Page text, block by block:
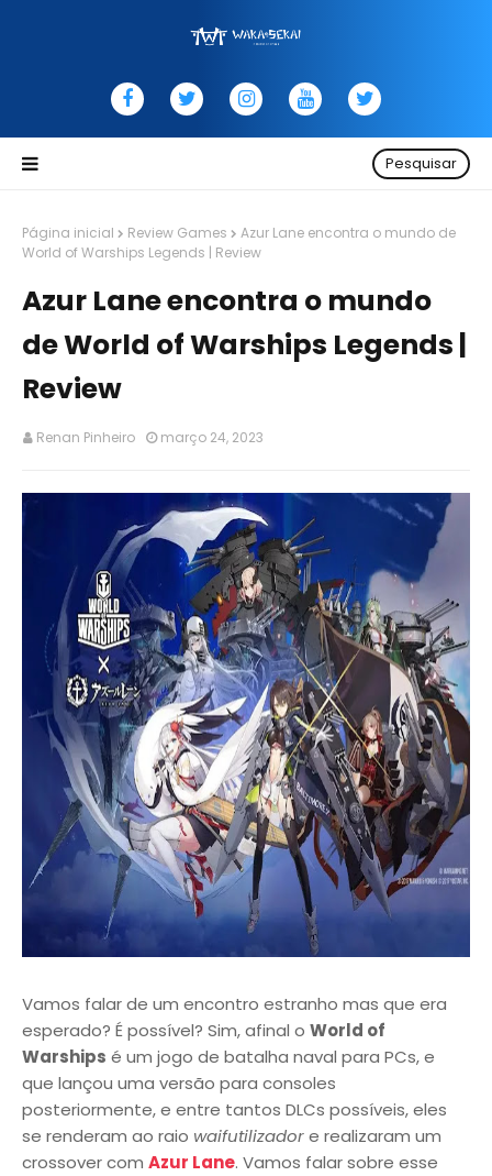
Pesquisar
Página inicial Review Games
Azur Lane encontra o mundo de
World of Warships Legends | Review
Azur Lane encontra o mundo
de World of Warships Legends |
Review
Renan Pinheiro março 24, 2023
Vamos falar de um encontro estranho mas que era
esperado? É possível? Sim, afinal o World of
Warships é um jogo de batalha naval para PCs, e
que lançou uma versão para consoles
posteriormente, e entre tantos DLCs possíveis, eles
se renderam ao raio waifutilizadore realizaram um
crossover com Azur Lane. Vamos falar sobre esse